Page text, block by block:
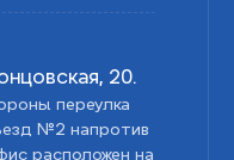
20.
переулка
№2 напротив
расположен на